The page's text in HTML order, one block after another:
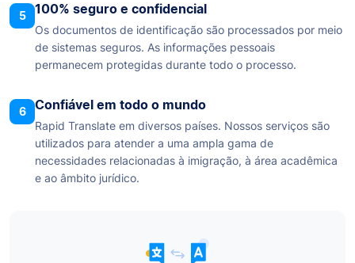
5 100% seguro e confidencial
Os documentos de identificação são processados por meio
de sistemas seguros. As informações pessoais
permanecem protegidas durante todo o processo.
6 Confiável em todo o mundo
Rapid Translate em diversos países. Nossos serviços são
utilizados para atender a uma ampla gama de
necessidades relacionadas à imigração, à área acadêmica
e ao âmbito jurídico.